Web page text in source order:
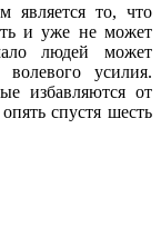
является то, что
и уже не может
людей может
усилия.
избавляются от
спустя шесть